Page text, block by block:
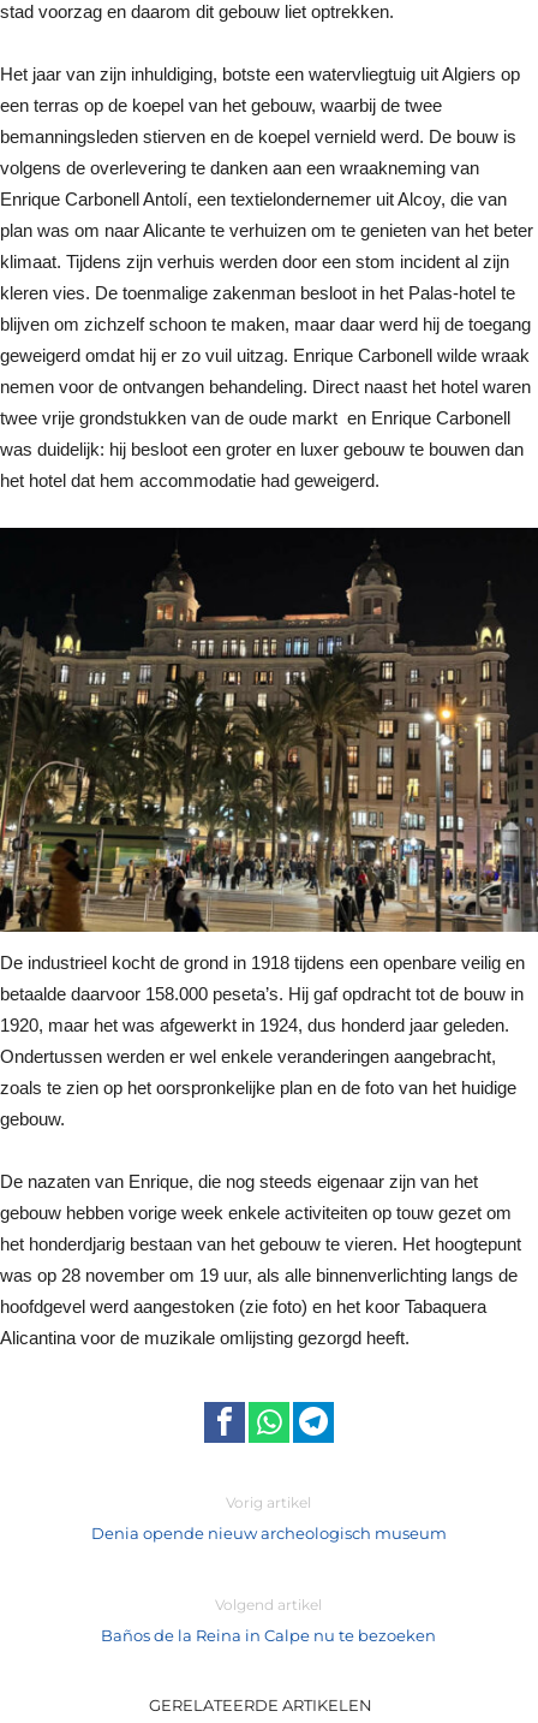
stad voorzag en daarom dit gebouw liet optrekken.
Het jaar van zijn inhuldiging, botste een watervliegtuig uit Algiers op
een terras op de koepel van het gebouw, waarbij de twee
bemanningsleden stierven en de koepel vernield werd. De bouw is
volgens de overlevering te danken aan een wraakneming van
Enrique Carbonell Antolí, een textielondernemer uit Alcoy, die van
plan was om naar Alicante te verhuizen om te genieten van het beter
klimaat. Tijdens zijn verhuis werden door een stom incident al zijn
kleren vies. De toenmalige zakenman besloot in het Palas-hotel te
blijven om zichzelf schoon te maken, maar daar werd hij de toegang
geweigerd omdat hij er zo vuil uitzag. Enrique Carbonell wilde wraak
nemen voor de ontvangen behandeling. Direct naast het hotel waren
twee vrije grondstukken van de oude markt en Enrique Carbonell
was duidelijk: hij besloot een groter en luxer gebouw te bouwen dan
het hotel dat hem accommodatie had geweigerd.
De industrieel kocht de grond in 1918 tijdens een openbare veilig en
betaalde daarvoor 158.000 peseta’s. Hij gaf opdracht tot de bouw in
1920, maar het was afgewerkt in 1924, dus honderd jaar geleden.
Ondertussen werden er wel enkele veranderingen aangebracht,
zoals te zien op het oorspronkelijke plan en de foto van het huidige
gebouw.
De nazaten van Enrique, die nog steeds eigenaar zijn van het
gebouw hebben vorige week enkele activiteiten op touw gezet om
het honderdjarig bestaan van het gebouw te vieren. Het hoogtepunt
was op 28 november om 19 uur, als alle binnenverlichting langs de
hoofdgevel werd aangestoken (zie foto) en het koor Tabaquera
Alicantina voor de muzikale omlijsting gezorgd heeft.
Vorig artikel
Denia opende nieuw archeologisch museum
Volgend artikel
Baños de la Reina in Calpe nu te bezoeken
GERELATEERDE ARTIKELEN